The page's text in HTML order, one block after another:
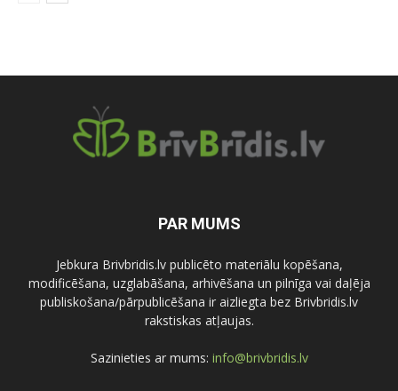
PAR MUMS
Jebkura Brivbridis.lv publicēto materiālu kopēšana,
modificēšana, uzglabāšana, arhivēšana un pilnīga vai daļēja
publiskošana/pārpublicēšana ir aizliegta bez Brivbridis.lv
rakstiskas atļaujas.
Sazinieties ar mums: info@brivbridis.lv